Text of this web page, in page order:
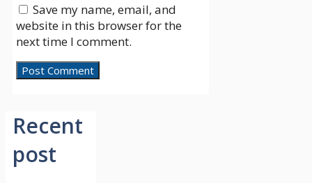
Save my name, email, and
website in this browser for the
next time I comment.
Recent
post